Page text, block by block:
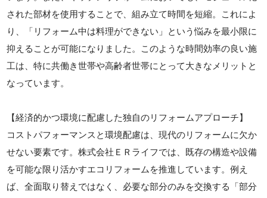
された部材を使用することで、組み立て時間を短縮。これによ
り、「リフォーム中は料理ができない」という悩みを最小限に
抑えることが可能になりました。このような時間効率の良い施
工は、特に共働き世帯や高齢者世帯にとって大きなメリットと
なっています。
【経済的かつ環境に配慮した独自のリフォームアプローチ】
コストパフォーマンスと環境配慮は、現代のリフォームに欠か
せない要素です。株式会社ＥＲライフでは、既存の構造や設備
を可能な限り活かすエコリフォームを推進しています。例え
ば、全面取り替えではなく、必要な部分のみを交換する「部分